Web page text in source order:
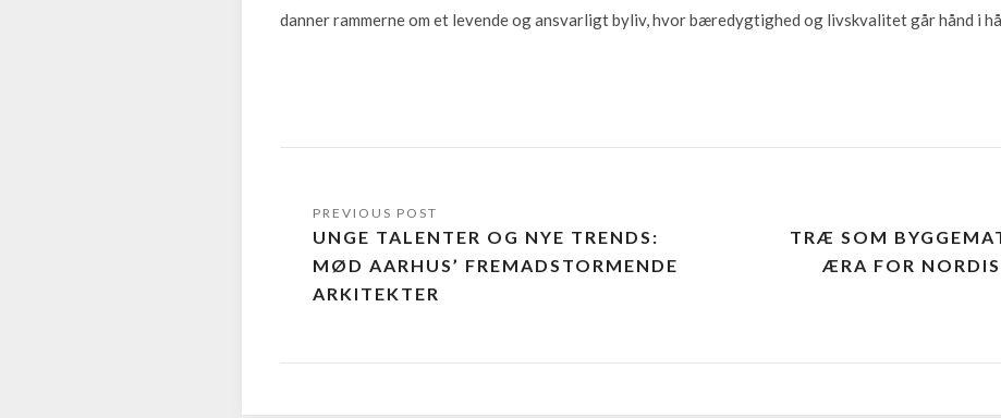
danner rammerne om et levende og ansvarligt byliv, hvor bæredygtighed og livskvalitet går hånd i
UNGE TALENTER OG NYE TRENDS:
MØD AARHUS’ FREMADSTORMENDE
ARKITEKTER
TRÆ SOM
ÆRA FOR